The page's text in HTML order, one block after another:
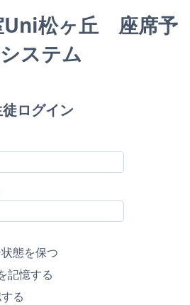
Uni松ヶ丘 座席予
ステム
ログイン
態を保つ
記憶する
る